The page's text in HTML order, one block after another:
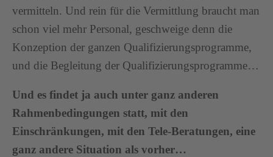
vermitteln. Und rein für die Vermittlung braucht man
schon viel mehr Personal, geschweige denn die
Konzeption der ganzen Qualifizierungsprogramme,
und die Begleitung der Qualifizierungsprogramme…
Und es findet ja auch unter ganz anderen
Rahmenbedingungen statt, mit den
Einschränkungen, mit den Tele-Beratungen, eine
ganz andere Situation als vorher…